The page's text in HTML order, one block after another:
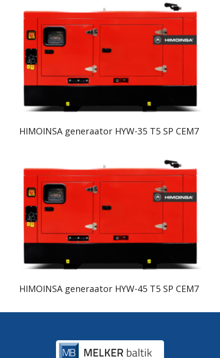
HIMOINSA generaator HYW-35 T5 SP CEM7
HIMOINSA generaator HYW-45 T5 SP CEM7